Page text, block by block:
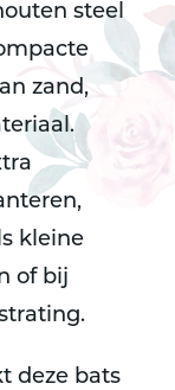
steel
zand,
kleine
of bij
deze bats